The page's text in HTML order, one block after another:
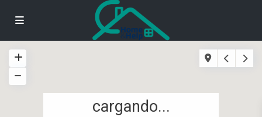
cargando...